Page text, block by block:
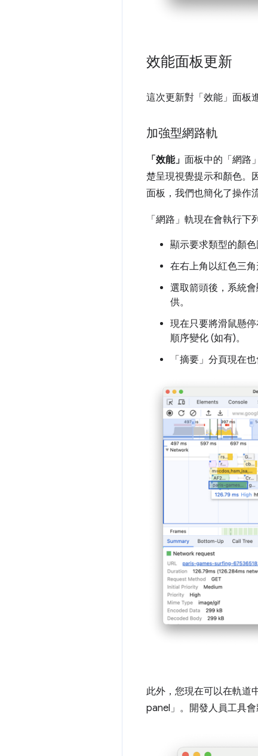
效能面板更新
這次更新對「效能」 面板
加強型網路軌
「效能」 面板中的「網路」
楚呈現視覺提示和顏色。
面板，我們也簡化了操作
「網路」 軌現在會執行下
顯示要求類型的顏色
在右上角以紅色三角
選取箭頭後，系統
供。
現在只要將滑鼠懸
順序變化 (如有)。
「摘要」 分頁現在也
此外，您現在可以在軌道
panel」 。開發人員工具會